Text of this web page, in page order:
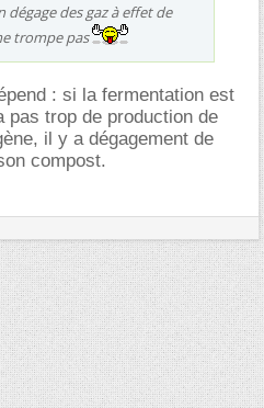
des gaz à effet de
trompe pas
: si la fermentation est
pas trop de production de
il y a dégagement de
compost.